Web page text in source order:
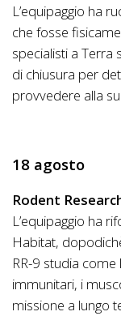
L’equipaggio ha
che fosse
specialisti a Terra
di chiusura per
provvedere alla
18 agosto
Rodent
L’equipaggio ha
Habitat,
RR-9 studia
immunitari, i
missione a lungo